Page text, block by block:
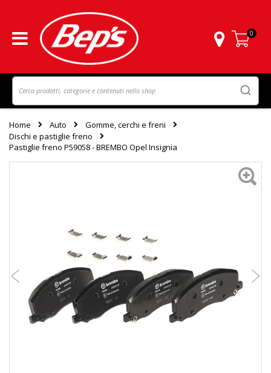
Carrello
0
Home Auto
Gomme, cerchi e freni
Dischi e pastiglie freno
Pastiglie freno P59058 - BREMBO Opel Insignia